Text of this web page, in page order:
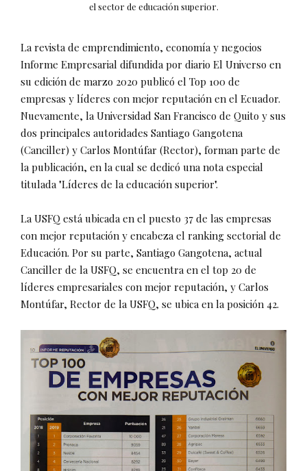
el sector de educación superior.
La revista de emprendimiento, economía y negocios
Informe Empresarial difundida por diario El Universo en
su edición de marzo 2020 publicó el Top 100 de
empresas y líderes con mejor reputación en el Ecuador.
Nuevamente, la Universidad San Francisco de Quito y sus
dos principales autoridades Santiago Gangotena
(Canciller) y Carlos Montúfar (Rector), forman parte de
la publicación, en la cual se dedicó una nota especial
titulada "Líderes de la educación superior".
La USFQ está ubicada en el puesto 37 de las empresas
con mejor reputación y encabeza el ranking sectorial de
Educación. Por su parte, Santiago Gangotena, actual
Canciller de la USFQ, se encuentra en el top 20 de
líderes empresariales con mejor reputación, y Carlos
Montúfar, Rector de la USFQ, se ubica en la posición 42.